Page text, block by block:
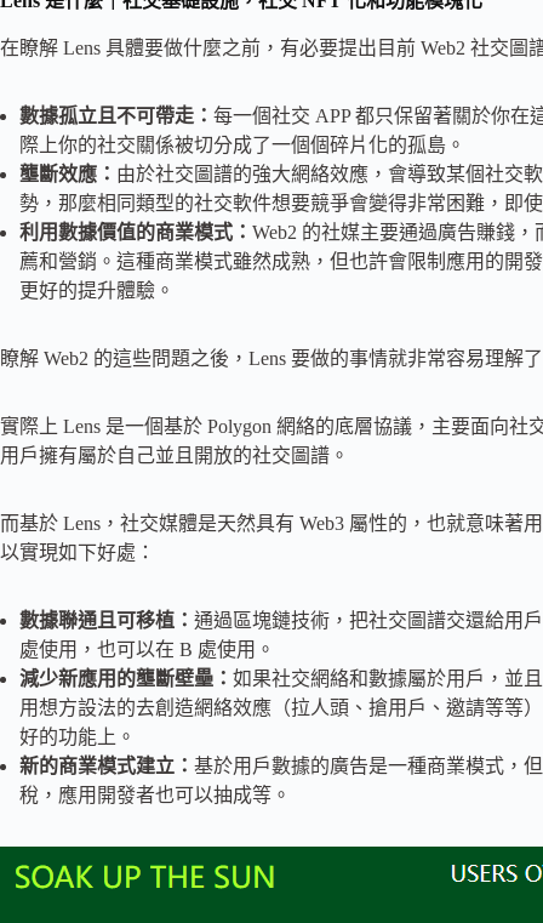
在瞭解 Lens 具體要做什麼之前，有必要提出目前 Web2 社交圖
數據孤立且不可帶走： 每一個社交 APP 都只保留著關於你在
際上你的社交關係被切分成了一個個碎片化的孤島。
壟斷效應： 由於社交圖譜的強大網絡效應，會導致某個社交
勢，那麼相同類型的社交軟件想要競爭會變得非常困難，即
利用數據價值的商業模式： Web2 的社媒主要通過廣告賺錢
薦和營銷。這種商業模式雖然成熟，但也許會限制應用的開
更好的提升體驗。
瞭解 Web2 的這些問題之後，Lens 要做的事情就非常容易理解
實際上 Lens 是一個基於 Polygon 網絡的底層協議，主要面向
用戶擁有屬於自己並且開放的社交圖譜。
而基於 Lens，社交媒體是天然具有 Web3 屬性的，也就意味著
以實現如下好處：
數據聯通且可移植： 通過區塊鏈技術，把社交圖譜交還給用
處使用，也可以在 B 處使用。
減少新應用的壟斷壁壘： 如果社交網絡和數據屬於用戶，並
用想方設法的去創造網絡效應（拉人頭、搶用戶、邀請等等
好的功能上。
新的商業模式建立： 基於用戶數據的廣告是一種商業模式，
稅，應用開發者也可以抽成等。